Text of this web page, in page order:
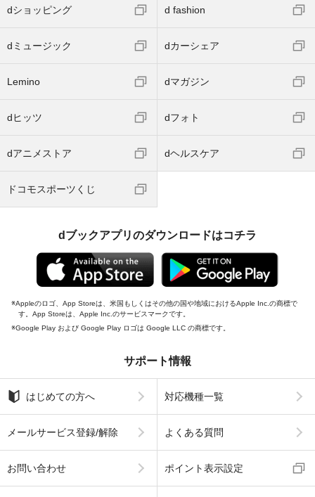
dショッピング d fashion
dミュージック dカーシェア
Lemino dマガジン
dヒッツ dフォト
dアニメストア dヘルスケア
ドコモスポーツくじ
dブックアプリのダウンロードはコチラ
Appleのロゴ、App Storeは、米国もしくはその他の国や地域におけるApple Inc.の商標で
す。App Storeは、Apple Inc.のサービスマークです。
Google Play および Google Play ロゴは Google LLC の商標です。
サポート情報
はじめての方へ 対応機種一覧
メールサービス登録/解除 よくある質問
お問い合わせ ポイント表示設定